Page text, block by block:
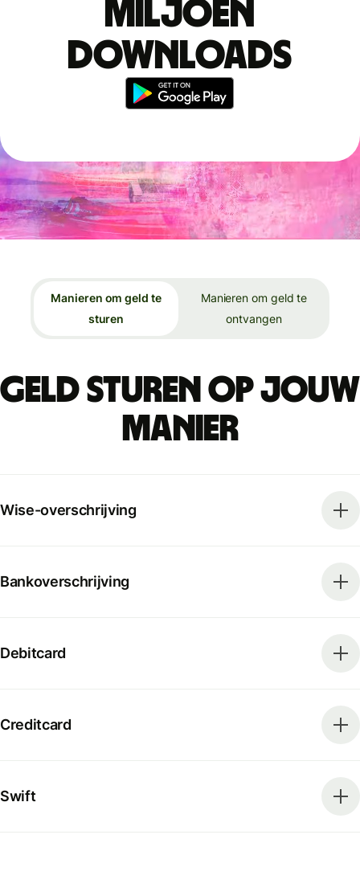
miljoen
downloads
Manieren om geld te
sturen
Manieren om geld te
ontvangen
Geld sturen op jouw
manier
Wise-overschrijving
Bankoverschrijving
Debitcard
Creditcard
Swift